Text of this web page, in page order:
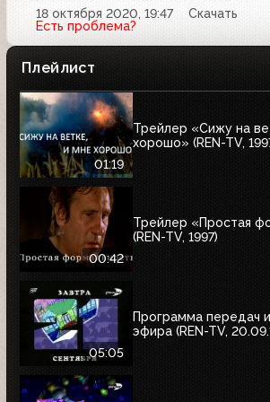
18 октября 2020, 19:47
Скачать
Есть проблема?
Плейлист
01:19
Трейлер «Сижу на
хорошо» (REN-TV,
00:42
Трейлер «Простая
(REN-TV, 1997)
05:05
Программа передач
эфира (REN-TV,